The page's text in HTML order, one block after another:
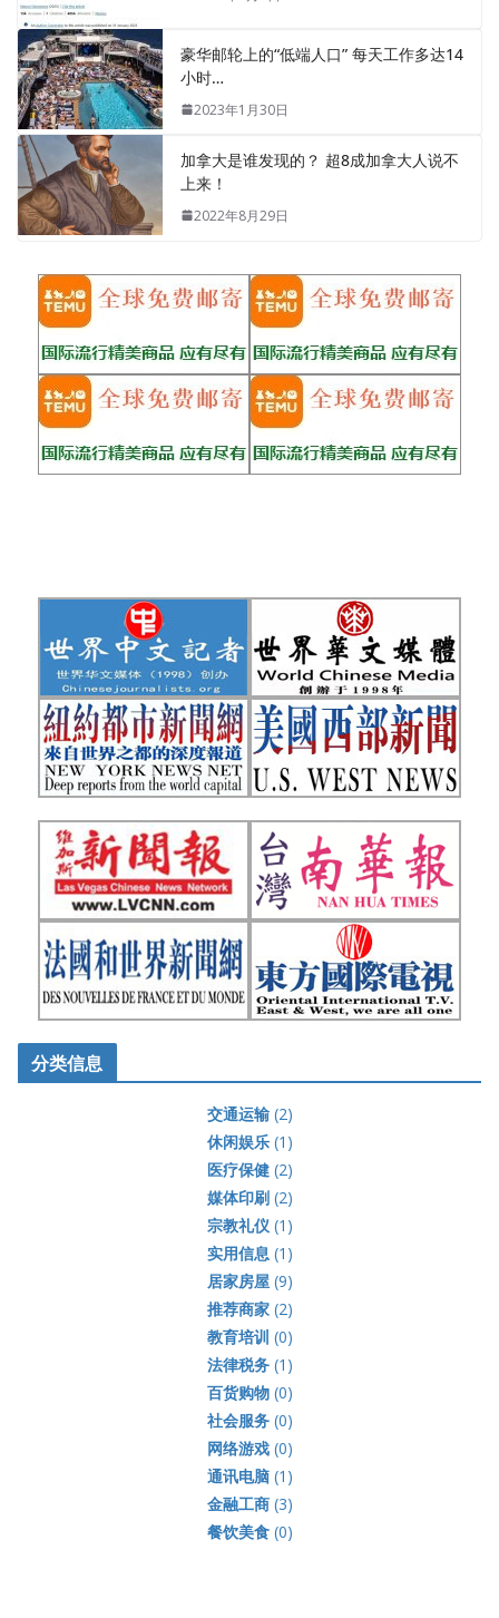
豪华邮轮上的“低端人口” 每天工作多达14
小时…
2023年1月30日
加拿大是谁发现的？ 超8成加拿大人说不
上来！
2022年8月29日
分类信息
交通运输(2)
休闲娱乐(1)
医疗保健(2)
媒体印刷(2)
宗教礼仪(1)
实用信息(1)
居家房屋(9)
推荐商家(2)
教育培训 (0)
法律税务(1)
百货购物(0)
社会服务(0)
网络游戏(0)
通讯电脑(1)
金融工商(3)
餐饮美食(0)